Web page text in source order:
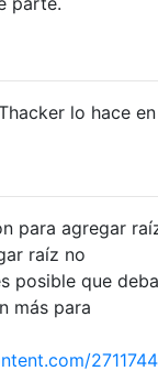
lo hace en
para agregar
raíz no
posible que deba
más para